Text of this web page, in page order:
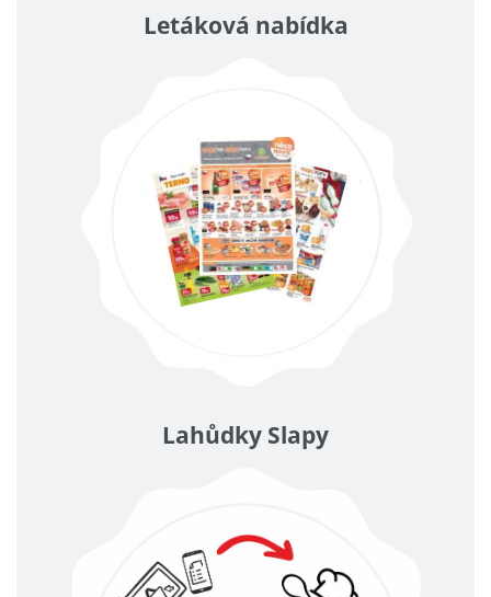
Letáková nabídka
Lahůdky Slapy